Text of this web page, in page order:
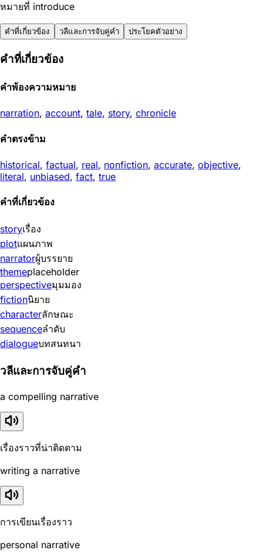
หมายที่ introduce
คำที่เกี่ยวข้อง วลีและการจับคู่คำ ประโยคตัวอย่าง
คำที่เกี่ยวข้อง
คำพ้องความหมาย
narration, account, tale, story, chronicle
คำตรงข้าม
historical, factual, real, nonfiction, accurate, objective,
literal, unbiased, fact, true
คำที่เกี่ยวข้อง
storyเรื่อง
plotแผนภาพ
narratorผู้บรรยาย
themeplaceholder
perspectiveมุมมอง
fictionนิยาย
characterลักษณะ
sequenceลำดับ
dialogueบทสนทนา
วลีและการจับคู่คำ
a compelling narrative
เรื่องราวที่น่าติดตาม
writing a narrative
การเขียนเรื่องราว
personal narrative